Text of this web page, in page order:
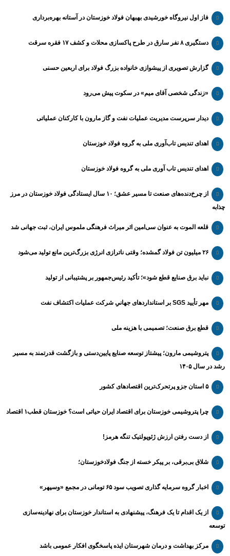
فاز اول نیروگاه خورشیدی بهبهان فولاد خوزستان در آستانه بهره‌برداری
دستگیری ۸ نفر سارق در طرح پاکسازی محلات و کشف ۱۷ فقره سرقت
گزارش تصویری از پیشوازی خانواده بزرگ فولاد برای اربعین حسنی
«زندگی شخصی آقای میم» در سکوت پیش می‌رود
دیدار سرپرست مدیریت عملیات نفت و گاز مارون با کارکنان عملیاتی
اهدای تندیس تاب‌آوری ملی به گروه فولاد خوزستان
اهدای تندیس تاب آوری ملی به گروه فولاد خوزستان
از چرخ‌دنده‌های صنعت تا مسیر عشق؛ ۱۰ سال ایستادگی فولاد خوزستان در مرز
چذابه
قلعه الموت به عنوان سی‌امین اثر میراث‌ فرهنگی ملموس ایران، ثبت جهانی شد
۲۶ میلیون تن فولاد گمشده؛ وقتی ناترازی انرژی بزرگ‌ترین مانع تولید می‌شود
نباید برق صنایع قطع شود»؛ تأکید رئیس‌جمهور بر پشتیبانی از تولید
مهر تأیید SGS بر استانداردهای جهانیِ شرکت عملیات اکتشاف نفت
قطع برق صنعت؛ تصمیمی با هزینه ملی
پتروشیمی مارون؛ پیشتاز توسعه صنایع پایین‌دستی و بازگشت قدرتمند به مسیر
رشد در سال ۱۴۰۵
۵ استان جزو پرتحرک‌ترین اقتصاد‌های کشور
چرا پتروشیمی خوزستان برای اقتصاد ایران حیاتی است؟ خوزستان قطب۱ اقتصاد
از دست رفتن ارزش ژئوپولتیک تنگه هرمز!
شلاق‌ بی‌برقی، بر پیکر خسته‌ از جنگ فولادخوزستان؛
اخبار گروه سرمایه گذاری تصویب سود ۶۵ تومانی در مجمع «وسپهر»
از یک اقدام تا یک فرهنگ، پیشنهادی به استاندار خوزستان برای نهادینه‌سازی
توسعه
مرکز بهداشت و درمان شهرستان ایذه پاسخگوی افکار عمومی باشد